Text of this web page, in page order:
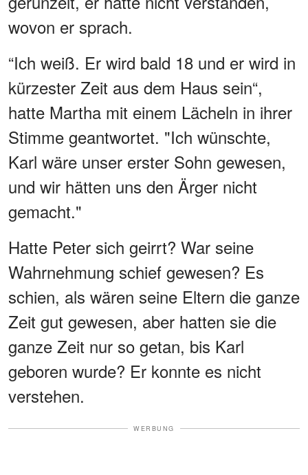
wovon er sprach.
“Ich weiß. Er wird bald 18 und er wird in
kürzester Zeit aus dem Haus sein“,
hatte Martha mit einem Lächeln in ihrer
Stimme geantwortet. "Ich wünschte,
Karl wäre unser erster Sohn gewesen,
und wir hätten uns den Ärger nicht
gemacht."
Hatte Peter sich geirrt? War seine
Wahrnehmung schief gewesen? Es
schien, als wären seine Eltern die ganze
Zeit gut gewesen, aber hatten sie die
ganze Zeit nur so getan, bis Karl
geboren wurde? Er konnte es nicht
verstehen.
WERBUNG